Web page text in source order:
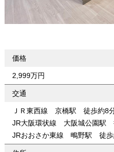
価格
2,999万円
交通
ＪＲ東西線 京橋駅 徒歩約8
JR大阪環状線 大阪城公園駅
JRおおさか東線 鴫野駅 徒歩